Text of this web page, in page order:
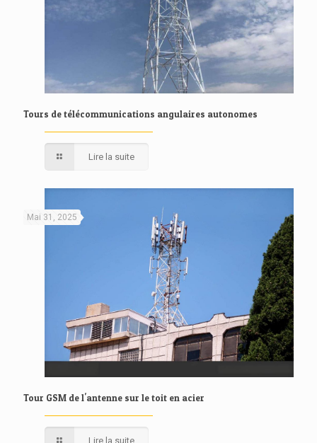
Tours de télécommunications angulaires autonomes
Lire la suite
Mai 31, 2025
Tour GSM de l'antenne sur le toit en acier
Lire la suite